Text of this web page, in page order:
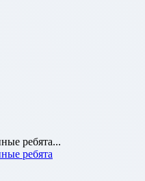
ребята...
ребята